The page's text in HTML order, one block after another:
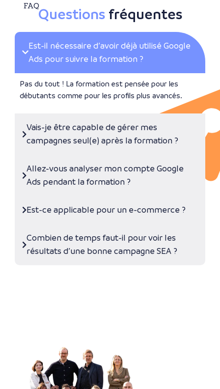
FAQ
Questionsfréquentes
Est-il nécessaire d’avoir déjà utilisé Google
Ads pour suivre la formation ?
Pas du tout ! La formation est pensée pour les
débutants comme pour les profils plus avancés.
Vais-je être capable de gérer mes
campagnes seul(e) après la formation ?
Allez-vous analyser mon compte Google
Ads pendant la formation ?
Est-ce applicable pour un e-commerce ?
Combien de temps faut-il pour voir les
résultats d’une bonne campagne SEA ?